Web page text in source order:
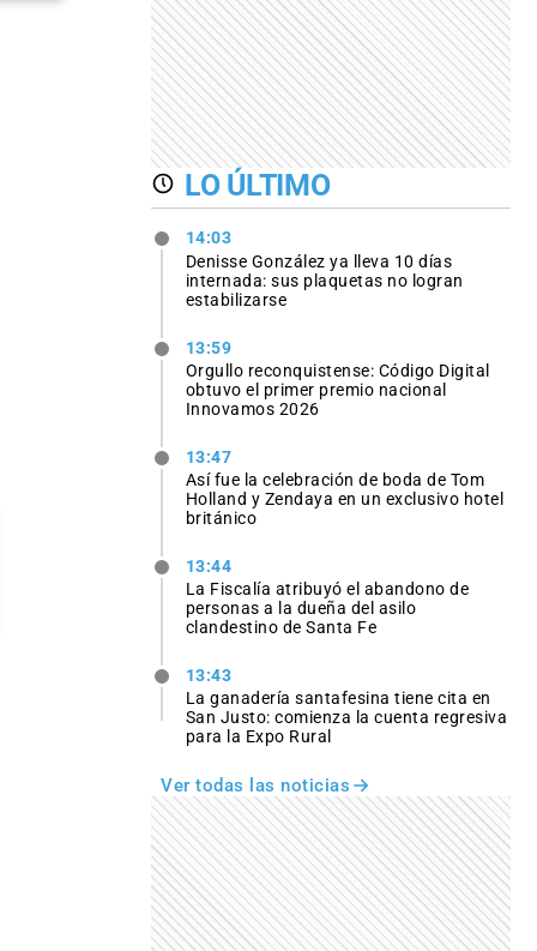
LO ÚLTIMO
14:03
Denisse González ya lleva 10 días
internada: sus plaquetas no logran
estabilizarse
13:59
Orgullo reconquistense: Código Digital
obtuvo el primer premio nacional
Innovamos 2026
13:47
Así fue la celebración de boda de Tom
Holland y Zendaya en un exclusivo hotel
británico
13:44
La Fiscalía atribuyó el abandono de
personas a la dueña del asilo
clandestino de Santa Fe
13:43
La ganadería santafesina tiene cita en
San Justo: comienza la cuenta regresiva
para la Expo Rural
Ver todas las noticias